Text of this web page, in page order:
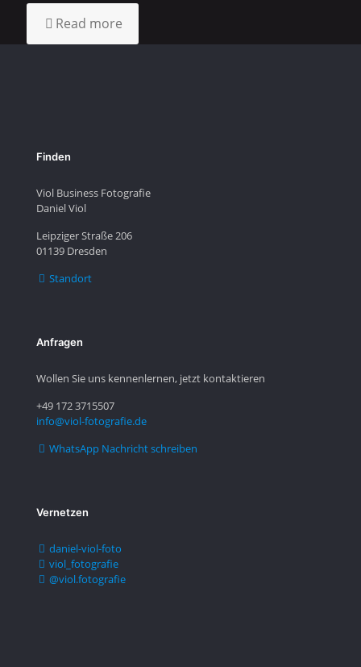
Read more
Finden
Viol Business Fotografie
Daniel Viol
Leipziger Straße 206
01139 Dresden
Standort
Anfragen
Wollen Sie uns kennenlernen, jetzt kontaktieren
+49 172 3715507
info@viol-fotografie.de
WhatsApp Nachricht schreiben
Vernetzen
daniel-viol-foto
viol_fotografie
@viol.fotografie